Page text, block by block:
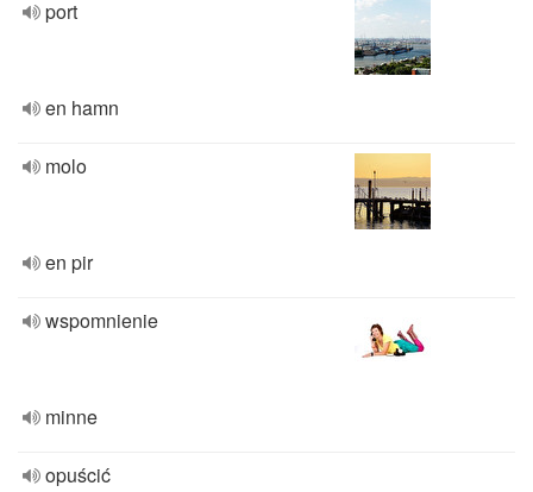
port
en hamn
molo
en pir
wspomnienie
minne
opuścić